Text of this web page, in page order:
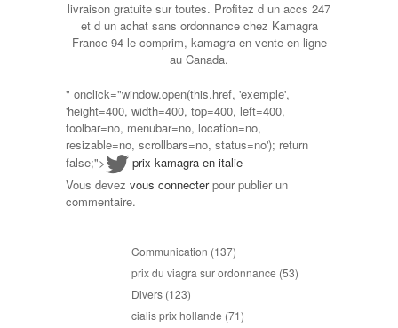
livraison gratuite sur toutes. Profitez d un accs 247
et d un achat sans ordonnance chez Kamagra
France 94 le comprim, kamagra en vente en ligne
au Canada.
" onclick="window.open(this.href, 'exemple',
'height=400, width=400, top=400, left=400,
toolbar=no, menubar=no, location=no,
resizable=no, scrollbars=no, status=no'); return
false;">
prix kamagra en italie
Vous devez vous connecterpour publier un
commentaire.
Communication (137)
prix du viagra sur ordonnance (53)
Divers (123)
cialis prix hollande (71)